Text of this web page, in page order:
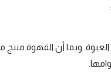
العبوة. وبما أن القهوة